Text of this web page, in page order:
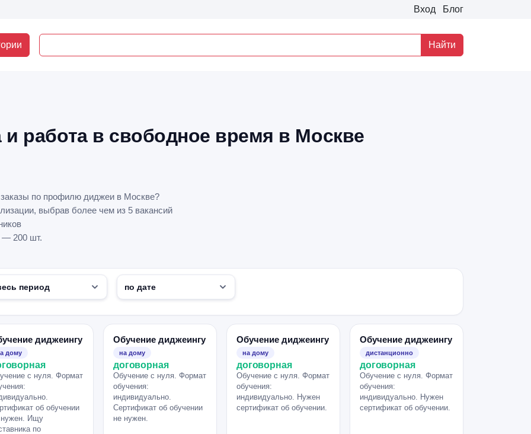
Вход Блог
Найти
работа в свободное время в Москве
по профилю диджеи в Москве?
выбрав более чем из 5 вакансий
— 200 шт.
диджеингу
дому
с нуля. Формат
об обучении
нужен. Ищу
по
Обучение диджеингу
на дому
договорная
Обучение с нуля. Формат
обучения:
индивидуально.
Сертификат об обучении
не нужен.
Обучение диджеингу
на дому
договорная
Обучение с нуля. Формат
обучения:
индивидуально. Нужен
сертификат об обучении.
Обучение диджеингу
дистанционно
договорная
Обучение с нуля. Формат
обучения:
индивидуально. Нужен
сертификат об обучении.